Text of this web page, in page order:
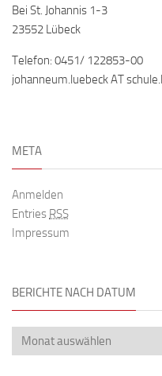
Bei St. Johannis 1-3
23552 Lübeck
Telefon: 0451/ 122853-00
johanneum.luebeck AT
META
Anmelden
Entries RSS
Impressum
BERICHTE NACH DATUM